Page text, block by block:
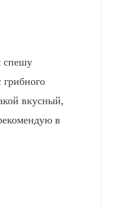
спешу
вкусный,
в